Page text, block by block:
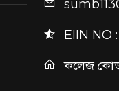
EIIN NO
কলেজ